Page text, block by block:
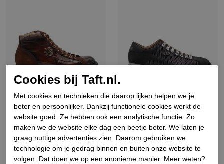
Harris
Heren veterschoenen
cognac combi
€ 449,90
Harris
Heren veterschoenen zwart
€ 399,90
Cookies bij Taft.nl.
Met cookies en technieken die daarop lijken helpen we je
beter en persoonlijker. Dankzij functionele cookies werkt de
website goed. Ze hebben ook een analytische functie. Zo
maken we de website elke dag een beetje beter. We laten je
graag nuttige advertenties zien. Daarom gebruiken we
technologie om je gedrag binnen en buiten onze website te
volgen. Dat doen we op een anonieme manier. Meer weten?